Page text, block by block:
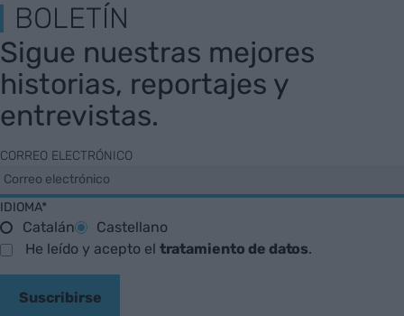
BOLETÍN
Sigue nuestras mejores
historias, reportajes y
entrevistas.
CORREO ELECTRÓNICO
IDIOMA*
Catalán
Castellano
He leído y acepto el tratamiento de datos.
Suscribirse